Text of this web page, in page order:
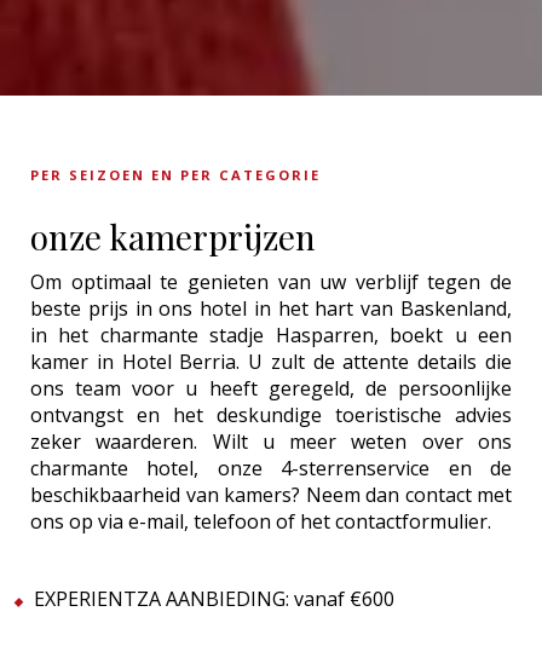
PER SEIZOEN EN PER CATEGORIE
onze kamerprijzen
Om optimaal te genieten van uw verblijf tegen de
beste prijs in ons hotel in het hart van Baskenland,
in het charmante stadje Hasparren, boekt u een
kamer in Hotel Berria. U zult de attente details die
ons team voor u heeft geregeld, de persoonlijke
ontvangst en het deskundige toeristische advies
zeker waarderen. Wilt u meer weten over ons
charmante hotel, onze 4-sterrenservice en de
beschikbaarheid van kamers? Neem dan contact met
ons op via e-mail, telefoon of het contactformulier.
EXPERIENTZA AANBIEDING: vanaf €600